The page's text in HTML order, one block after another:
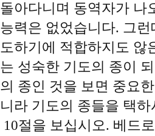
돌아다니며 동역자가 나
능력은 없었습니다. 그
도하기에 적합하지도 않
는 성숙한 기도의 종이
의 종인 것을 보면 중요
니라 기도의 종들을 택
10절을 보십시오. 베드